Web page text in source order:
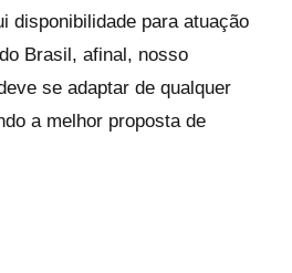
disponibilidade para atuação
Brasil, afinal, nosso
se adaptar de qualquer
a melhor proposta de